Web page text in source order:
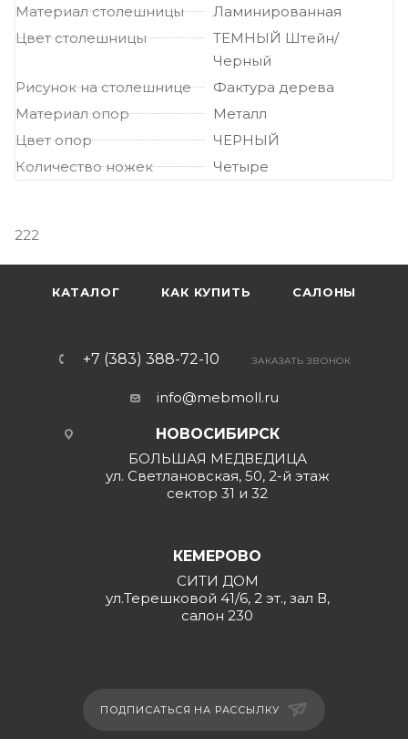
Материал столешницы
Ламинированная
Цвет столешницы
ТЕМНЫЙ Штейн/
Черный
Рисунок на столешнице
Фактура дерева
Материал опор
Металл
Цвет опор
ЧЕРНЫЙ
Количество ножек
Четыре
222
КАТАЛОГ КАК КУПИТЬ САЛОНЫ
+7 (383) 388-72-10 ЗАКАЗАТЬ ЗВОНОК
info@mebmoll.ru
НОВОСИБИРСК
БОЛЬШАЯ МЕДВЕДИЦА
ул. Светлановская, 50, 2-й этаж
сектор 31 и 32
КЕМЕРОВО
СИТИ ДОМ
ул.Терешковой 41/6, 2 эт., зал В,
салон 230
ПОДПИСАТЬСЯ НА РАССЫЛКУ